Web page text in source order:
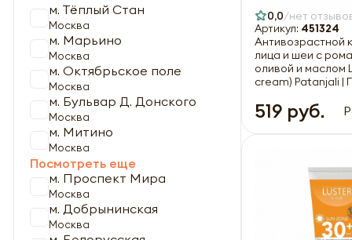
м. Тёплый Стан
Москва
м. Марьино
Москва
м. Октябрьское поле
Москва
м. Бульвар Д. Донского
Москва
м. Митино
Москва
Посмотреть еще
м. Проспект Мира
Москва
м. Добрынинская
Москва
0,0 нет
Артикул: 451324
Антивозрастной
лица и шеи с
оливой и маслом
cream) Patanjali |
519 руб.